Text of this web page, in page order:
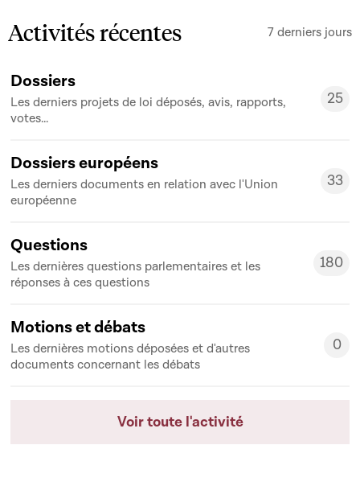
Activités récentes 7 derniers jours
Dossiers
Les derniers projets de loi déposés, avis, rapports,
votes...
25
25
Dossiers européens
Les derniers documents en relation avec l'Union
européenne
33
33
Questions
Les dernières questions parlementaires et les
réponses à ces questions
180
180
Motions et débats
Les dernières motions déposées et d'autres
documents concernant les débats
0
0
Voir toute l'activité